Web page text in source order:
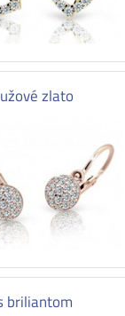
zlato
briliantom